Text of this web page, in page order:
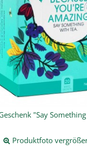
"Say
Produktfoto